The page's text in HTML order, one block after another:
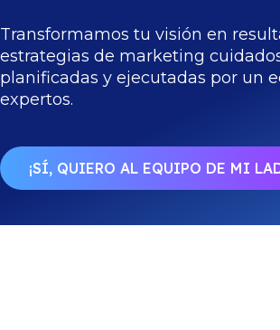
Transformamos tu visión en
estrategias de marketing
planificadas y ejecutadas por un
expertos.
¡SÍ, QUIERO AL EQUIPO DE MI